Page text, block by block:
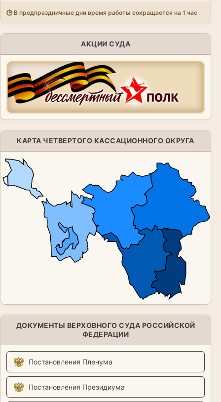
🕒 В предпраздничные дни время работы сокращается на 1 час
АКЦИИ СУДА
КАРТА ЧЕТВЕРТОГО КАССАЦИОННОГО ОКРУГА
ДОКУМЕНТЫ ВЕРХОВНОГО СУДА РОССИЙСКОЙ
ФЕДЕРАЦИИ
Постановления Пленума
Постановления Президиума